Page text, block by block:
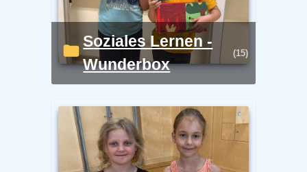
Soziales Lernen -
Wunderbox
(15)